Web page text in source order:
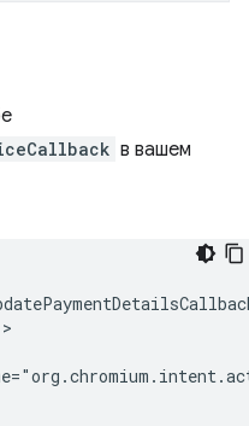
в вашем